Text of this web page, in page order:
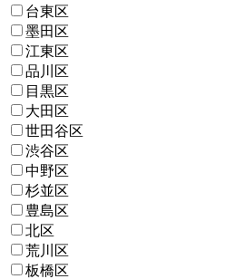
台東区
墨田区
江東区
品川区
目黒区
大田区
世田谷区
渋谷区
中野区
杉並区
豊島区
北区
荒川区
板橋区